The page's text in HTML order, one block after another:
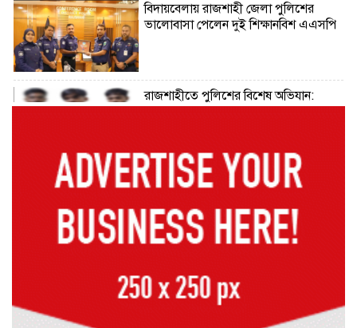
বিদায়বেলায় রাজশাহী জেলা পুলিশের
ভালোবাসা পেলেন দুই শিক্ষানবিশ এএসপি
রাজশাহীতে পুলিশের বিশেষ অভিযান:
নদীদূষণ রোধে সমন্বিত পদক্ষেপ গ্রহণে
উদ্যোক্তাকে সম্মাননা দিলেন সিটি প্রশাসক